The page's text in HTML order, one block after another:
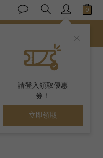
請登入領取優惠
券！
立即領取
立即購買